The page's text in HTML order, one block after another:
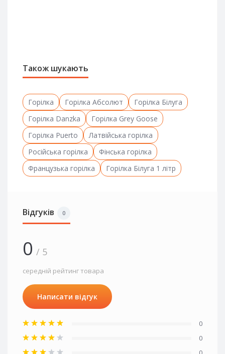
Також шукають
Горілка Горілка Абсолют
Горілка Білуга
Горілка Danzka
Горілка Grey Goose
Горілка Puerto
Латвійська горілка
Російська горілка
Фінська горілка
Французька горілка
Горілка Білуга 1 літр
Відгуків 0
0 / 5
середній рейтинг товара
Написати відгук
0
0